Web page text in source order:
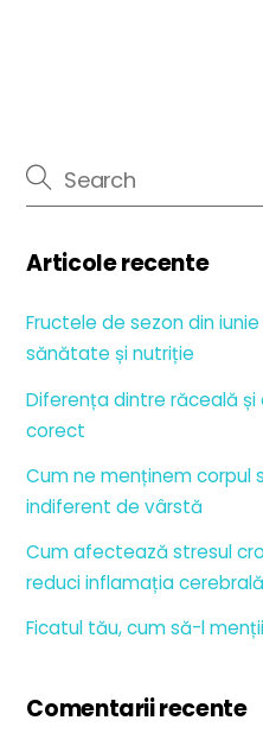
Articole recente
Fructele de sezon din
sănătate și nutriție
Diferența dintre răceală
corect
Cum ne menținem corpul
indiferent de vârstă
Cum afectează stresul
reduci inflamația
Ficatul tău, cum să-l
Comentarii recente